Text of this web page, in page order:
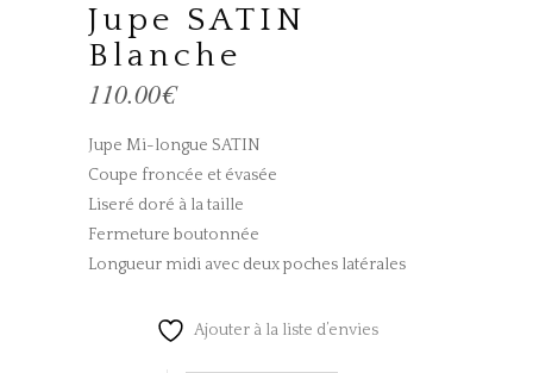
Jupe SATIN
Blanche
110.00€
Jupe Mi-longue SATIN
Coupe froncée et évasée
Liseré doré à la taille
Fermeture boutonnée
Longueur midi avec deux poches latérales
Ajouter à la liste d’envies